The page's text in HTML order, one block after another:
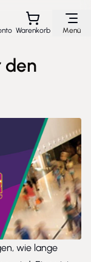
Warenkorb Menü
den
wie lange